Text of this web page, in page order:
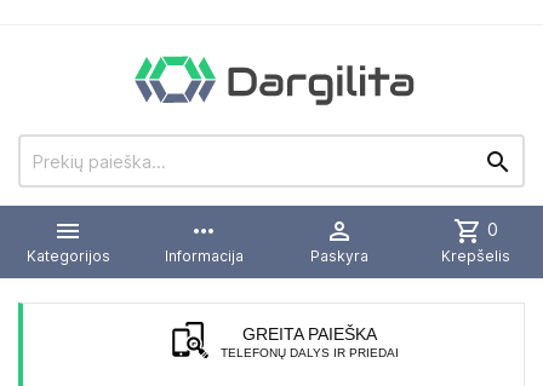


Kategorijos
more_horiz
Informacija

Paskyra
shopping_cart 0
Krepšelis
GREITA PAIEŠKA
TELEFONŲ DALYS IR PRIEDAI